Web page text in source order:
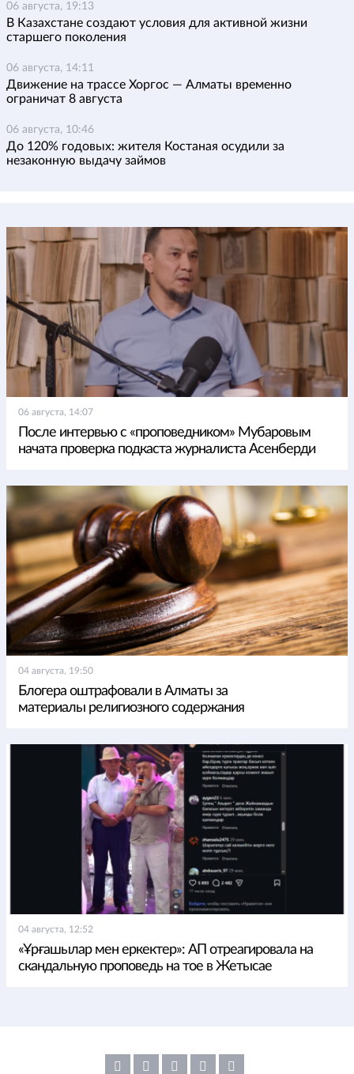
06 августа, 19:13
В Казахстане создают условия для активной жизни
старшего поколения
06 августа, 14:11
Движение на трассе Хоргос — Алматы временно
ограничат 8 августа
06 августа, 10:46
До 120% годовых: жителя Костаная осудили за
незаконную выдачу займов
06 августа, 14:07
После интервью с «проповедником» Мубаровым
начата проверка подкаста журналиста Асенберди
04 августа, 19:50
Блогера оштрафовали в Алматы за
материалы религиозного содержания
04 августа, 12:52
«Ұрғашылар мен еркектер»: АП отреагировала на
скандальную проповедь на тое в Жетысае